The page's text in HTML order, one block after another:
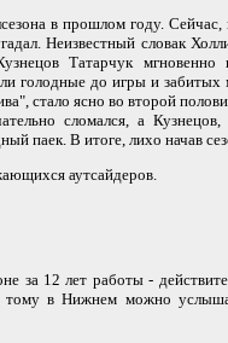
в прошлом году.
Неизвестный словак
Татарчук мгновенно
голодные до игры и забитых
стало ясно во второй
сломался, а Кузнецов,
паек. В итоге, лихо начав
аутсайдеров.
за 12 лет работы -
тому в Нижнем можно